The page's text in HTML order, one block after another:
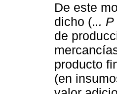
De este
dicho (... P
de
producto
(en